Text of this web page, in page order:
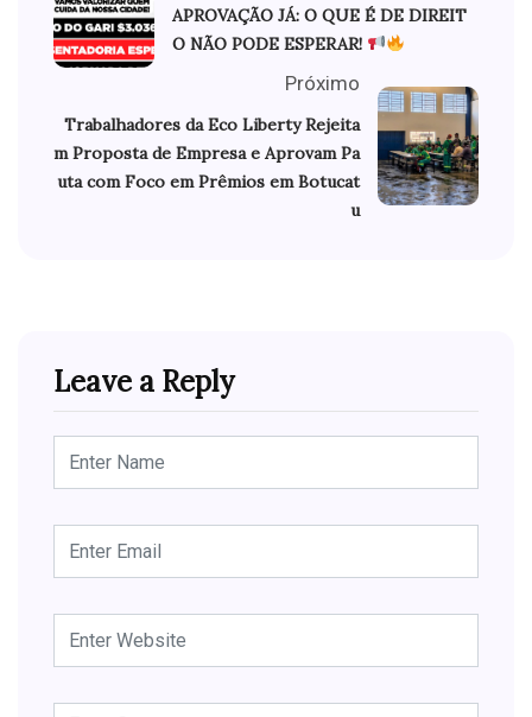
APROVAÇÃO JÁ: O QUE É DE DIREIT
O NÃO PODE ESPERAR!
Próximo
Trabalhadores da Eco Liberty Rejeita
m Proposta de Empresa e Aprovam Pa
uta com Foco em Prêmios em Botucat
u
Leave a Reply